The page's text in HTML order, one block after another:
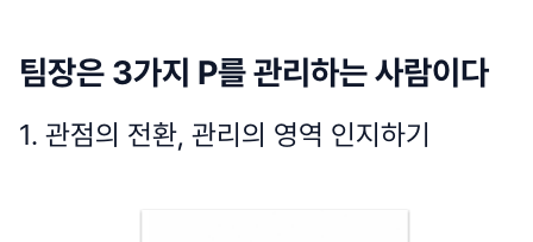
팀장은 3가지 P를 관리하는 사람이다
1. 관점의 전환, 관리의 영역 인지하기